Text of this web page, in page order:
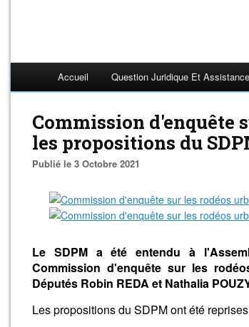
Accueil Question Juridique Et Assistance
Commission d'enquête
les propositions du
Publié le 3 Octobre 2021
Le SDPM a été entendu à
Commission d'enquête sur les
Députés Robin REDA et Nathalia
Les propositions du SDPM ont été